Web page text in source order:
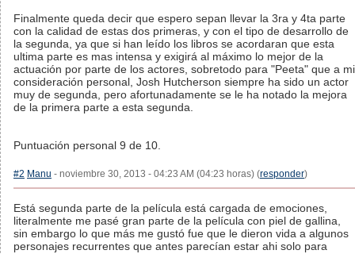
Finalmente queda decir que espero sepan llevar la 3ra y 4ta parte
con la calidad de estas dos primeras, y con el tipo de desarrollo de
la segunda, ya que si han leído los libros se acordaran que esta
ultima parte es mas intensa y exigirá al máximo lo mejor de la
actuación por parte de los actores, sobretodo para "Peeta" que a mi
consideración personal, Josh Hutcherson siempre ha sido un actor
muy de segunda, pero afortunadamente se le ha notado la mejora
de la primera parte a esta segunda.
Puntuación personal 9 de 10.
#2 Manu - noviembre 30, 2013 - 04:23 AM (04:23 horas) (responder)
Está segunda parte de la película está cargada de emociones,
literalmente me pasé gran parte de la película con piel de gallina,
sin embargo lo que más me gustó fue que le dieron vida a algunos
personajes recurrentes que antes parecían estar ahi solo para